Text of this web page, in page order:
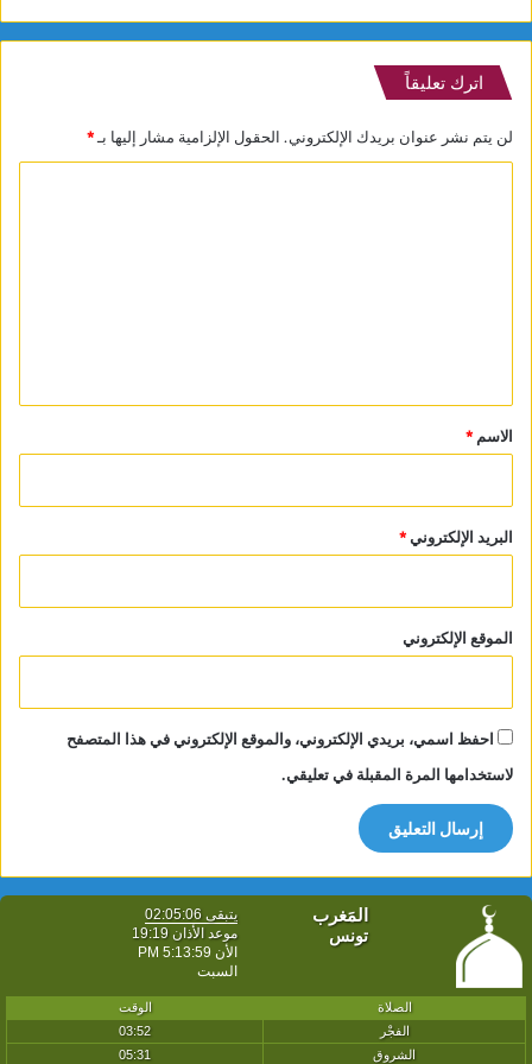
اترك تعليقاً
لن يتم نشر عنوان بريدك الإلكتروني. الحقول الإلزامية مشار إليها بـ*
*
الاسم *
البريد الإلكتروني*
الموقع الإلكتروني
احفظ اسمي، بريدي الإلكتروني، والموقع الإلكتروني في هذا المتصفح
لاستخدامها المرة المقبلة في تعليقي.